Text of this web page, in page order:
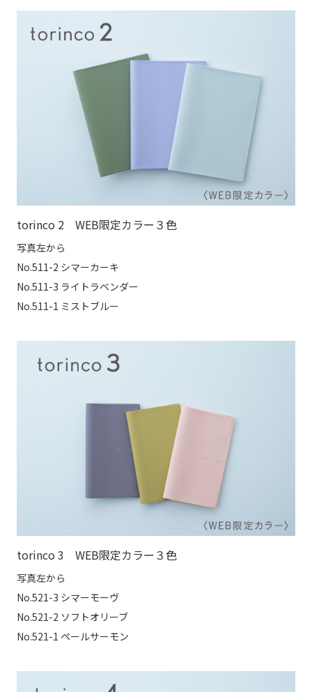
torinco 2 WEB限定カラー３色
写真左から
No.511-2 シマーカーキ
No.511-3 ライトラベンダー
No.511-1 ミストブルー
torinco 3 WEB限定カラー３色
写真左から
No.521-3 シマーモーヴ
No.521-2 ソフトオリーブ
No.521-1 ペールサーモン